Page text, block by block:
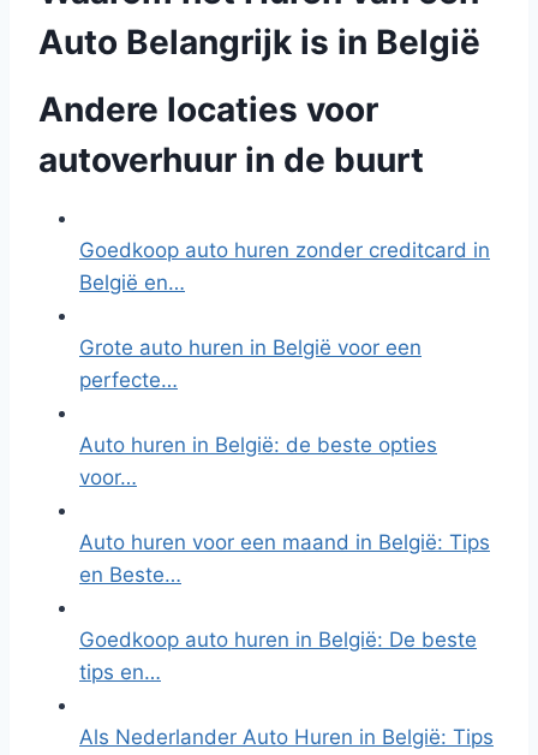
Auto Belangrijk is in België
Andere locaties voor
autoverhuur in de buurt
Goedkoop auto huren zonder creditcard in
België en…
Grote auto huren in België voor een
perfecte…
Auto huren in België: de beste opties
voor…
Auto huren voor een maand in België: Tips
en Beste…
Goedkoop auto huren in België: De beste
tips en…
Als Nederlander Auto Huren in België: Tips